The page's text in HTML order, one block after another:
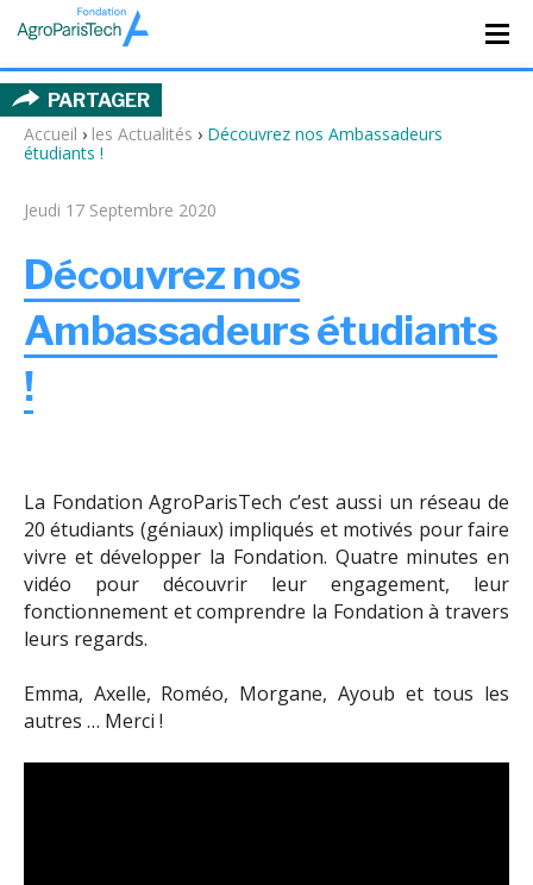
PARTAGER
Accueil › les Actualités › Découvrez nos Ambassadeurs
étudiants !
Jeudi 17 Septembre 2020
Découvrez nos
Ambassadeurs étudiants
!
La Fondation AgroParisTech c’est aussi un réseau de
20 étudiants (géniaux) impliqués et motivés pour faire
vivre et développer la Fondation. Quatre minutes en
vidéo pour découvrir leur engagement, leur
fonctionnement et comprendre la Fondation à travers
leurs regards.
Emma, Axelle, Roméo, Morgane, Ayoub et tous les
autres … Merci !